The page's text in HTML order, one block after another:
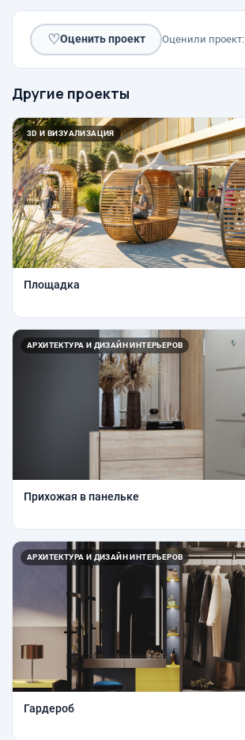
♡Оценить проект Оценили проект:
Другие проекты
3D И ВИЗУАЛИЗАЦИЯ
Площадка
АРХИТЕКТУРА И ДИЗАЙН ИНТЕРЬЕРОВ
Прихожая в панельке
АРХИТЕКТУРА И ДИЗАЙН ИНТЕРЬЕРОВ
Гардероб